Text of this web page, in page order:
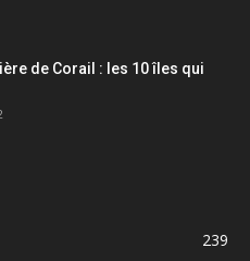
de Corail : les 10 îles qui
239